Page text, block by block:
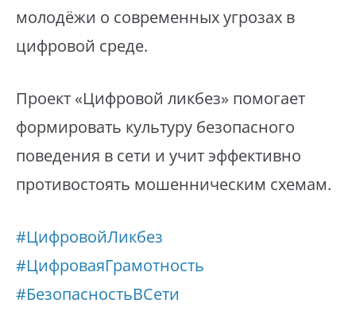
молодёжи о современных угрозах в
цифровой среде.
Проект «Цифровой ликбез» помогает
формировать культуру безопасного
поведения в сети и учит эффективно
противостоять мошенническим схемам.
#ЦифровойЛикбез
#ЦифроваяГрамотность
#БезопасностьВСети